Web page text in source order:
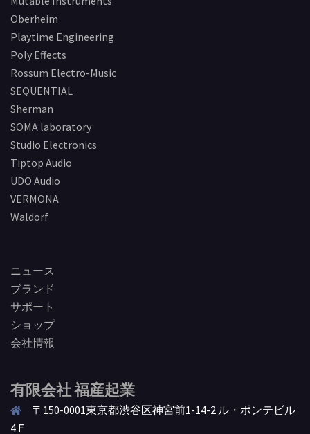
Oberheim
Playtime Engineering
Poly Effects
Rossum Electro-Music
SEQUENTIAL
Sherman
SOMA laboratory
Studio Electronics
Tiptop Audio
UDO Audio
VERMONA
Waldorf
ニュース
ブランド
サポート
ショップ
会社情報
有限会社 福産起業
〒150-0001東京都渋谷区神宮前1-14-2 ル・ポンテビル
4Ｆ